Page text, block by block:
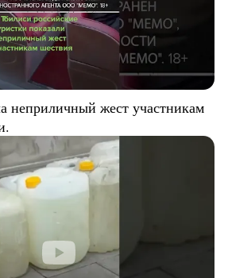
неприличный жест участникам